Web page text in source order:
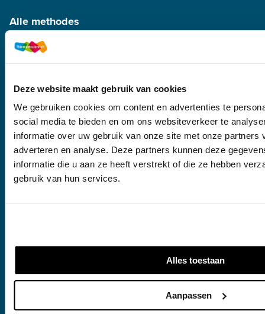
Deze website maakt gebruik van cookies
We gebruiken cookies om content en advertenties te
social media te bieden en om ons websiteverkeer te
informatie over uw gebruik van onze site met onze partners
adverteren en analyse. Deze partners kunnen deze
informatie die u aan ze heeft verstrekt of die ze hebben
gebruik van hun services.
Alles toestaan
Aanpassen
Alle methodes
Voortgezet onderwijs
Hbo
NT2
Docentmateriaal bestellen
Voortgezet onderwijs
Service
Klantenservice